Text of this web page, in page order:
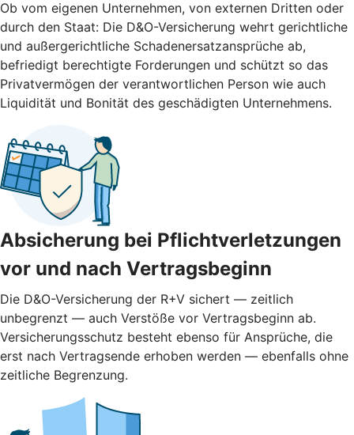
Ob vom eigenen Unternehmen, von externen Dritten oder
durch den Staat: Die D&O-Versicherung wehrt gerichtliche
und außergerichtliche Schadenersatzansprüche ab,
befriedigt berechtigte Forderungen und schützt so das
Privatvermögen der verantwortlichen Person wie auch
Liquidität und Bonität des geschädigten Unternehmens.
Absicherung bei Pflichtverletzungen
vor und nach ­Vertragsbeginn
Die D&O-Versicherung der R+V sichert — zeitlich
unbegrenzt — auch Verstöße vor Vertragsbeginn ab.
Versicherungsschutz besteht ebenso für Ansprüche, die
erst nach Vertragsende erhoben werden — ebenfalls ohne
zeitliche Begrenzung.